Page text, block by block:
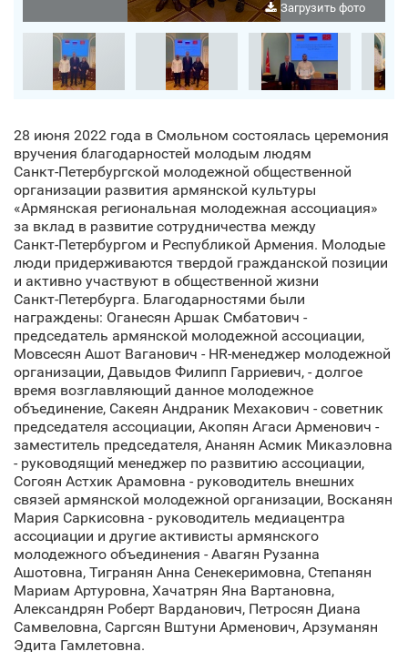
Загрузить фото
28 июня 2022 года в Смольном состоялась церемония
вручения благодарностей молодым людям
Санкт‑Петербургской молодежной общественной
организации развития армянской культуры
«Армянская региональная молодежная ассоциация»
за вклад в развитие сотрудничества между
Санкт‑Петербургом и Республикой Армения. Молодые
люди придерживаются твердой гражданской позиции
и активно участвуют в общественной жизни
Санкт‑Петербурга. Благодарностями были
награждены: Оганесян Аршак Смбатович -
председатель армянской молодежной ассоциации,
Мовсесян Ашот Ваганович - HR-менеджер молодежной
организации, Давыдов Филипп Гарриевич, - долгое
время возглавляющий данное молодежное
объединение, Сакеян Андраник Мехакович - советник
председателя ассоциации, Акопян Агаси Арменович -
заместитель председателя, Ананян Асмик Микаэловна
- руководящий менеджер по развитию ассоциации,
Согоян Астхик Арамовна - руководитель внешних
связей армянской молодежной организации, Восканян
Мария Саркисовна - руководитель медиацентра
ассоциации и другие активисты армянского
молодежного объединения - Авагян Рузанна
Ашотовна, Тигранян Анна Сенекеримовна, Степанян
Мариам Артуровна, Хачатрян Яна Вартановна,
Александрян Роберт Варданович, Петросян Диана
Самвеловна, Саргсян Вштуни Арменович, Арзуманян
Эдита Гамлетовна.